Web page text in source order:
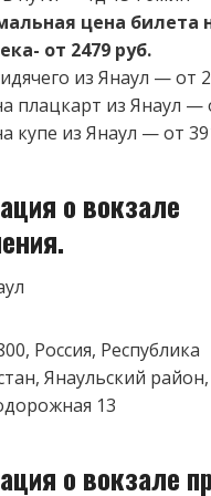
цена билета
от 2479 руб.
из Янаул — от
плацкарт из Янаул —
купе из Янаул — от
о вокзале
Россия, Республика
Янаульский
13
о вокзале